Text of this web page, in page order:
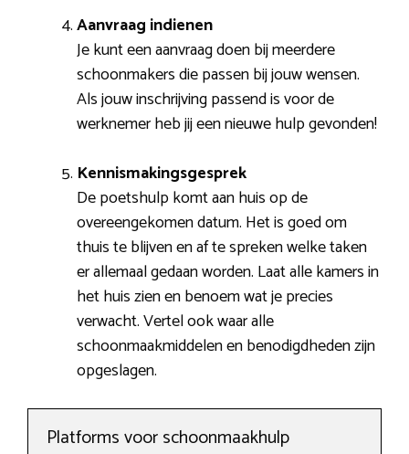
Aanvraag indienen
Je kunt een aanvraag doen bij meerdere
schoonmakers die passen bij jouw wensen.
Als jouw inschrijving passend is voor de
werknemer heb jij een nieuwe hulp gevonden!
Kennismakingsgesprek
De poetshulp komt aan huis op de
overeengekomen datum. Het is goed om
thuis te blijven en af te spreken welke taken
er allemaal gedaan worden. Laat alle kamers in
het huis zien en benoem wat je precies
verwacht. Vertel ook waar alle
schoonmaakmiddelen en benodigdheden zijn
opgeslagen.
Platforms voor schoonmaakhulp